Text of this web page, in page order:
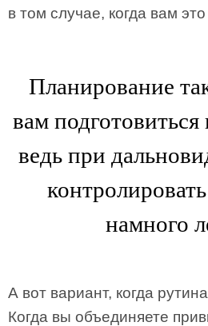
в том случае, когда вам
Планирование
вам
ведь при
намного
А вот вариант, когда
Когда вы объединяете